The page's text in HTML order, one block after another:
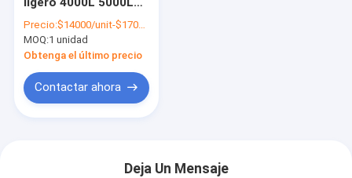
cisterna de gasolina
Precio:$14000/unit-$17000/unit
MOQ:1 unidad
Obtenga el último precio
Contactar ahora
Deja Un Mensaje